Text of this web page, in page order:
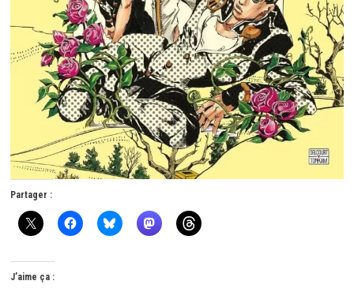
Partager :
J’aime ça :